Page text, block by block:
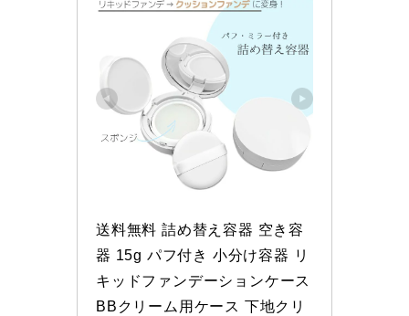
送料無料 詰め替え容器 空き容
器 15g パフ付き 小分け容器 リ
キッドファンデーションケース
BBクリーム用ケース 下地クリ